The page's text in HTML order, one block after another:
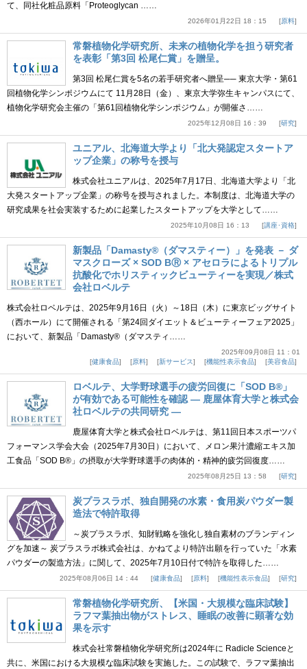
て、同社化粧品原料「Proteoglycan ……
2026年01月22日 18：15 原料
常磐植物化学研究所、未来の植物化学を担う研究者
を表彰「第3回 松尾仁賞」を贈呈。
第3回 松尾仁賞を5名の若手研究者へ贈呈── 東京大学・第61
回植物化学シンポジウムにて 11月28日（金）、東京大学弥生キャンパスにて、
植物化学研究会主催の「第61回植物化学シンポジウム」が開催さ……
2025年12月08日 16：39 研究
ユニアル、北海道大学より「北大発認定スタートア
ップ企業」の称号を授与
株式会社ユニアルは、2025年7月17日、北海道大学より「北
大発スタートアップ企業」の称号を授与されました。本制度は、北海道大学の
研究成果を社会実装するために起業したスタートアップを大学として……
2025年10月08日 16：13 講座･資格
新製品「Damasty®（ダマスティー）」を発表 － ダ
マスクローズ × SOD BⓇ × アセロラによるトリプル
抗酸化でホリスティックビューティーを実現／株式
会社ロベルテ
株式会社ロベルテは、2025年9月16日（火）～18日（木）に東京ビッグサイト
（西ホール）にて開催される「第24回ダイエット＆ビューティーフェア2025」
において、新製品「Damasty®（ダマスティ……
2025年09月08日 11：01
健康食品
原料 新サービス 機能性表示食品 美容食品
ロベルテ、大学野球選手の疲労回復に「SOD B®」
が有効である可能性を確認 ― 鹿屋体育大学と株式会
社ロベルテの共同研究 ―
鹿屋体育大学と株式会社ロベルテは、第11回日本スポーツパ
フォーマンス学会大会（2025年7月30日）において、メロン果汁濃縮エキス加
工食品「SOD B®」の摂取が大学野球選手の肉体的・精神的疲労回復度……
2025年08月25日 13：58 研究
炭プラスラボ、独自開発の水素・食用炭パウダー製
造法で特許取得
～炭プラスラボ、知財戦略を強化し独自素材のブランディン
グを加速～ 炭プラスラボ株式会社は、かねてより特許出願を行っていた「水素
パウダーの製造方法」に関して、2025年7月10日付で特許を取得した……
2025年08月06日 14：44 健康食品 原料 機能性表示食品 研究
常磐植物化学研究所、【米国・大規模な臨床試験】
ラフマ葉抽出物がストレス、睡眠の改善に顕著な効
果を示す
株式会社常磐植物化学研究所は2024年に Radicle Scienceと
共に、米国における大規模な臨床試験を実施した。この試験で、ラフマ葉抽出